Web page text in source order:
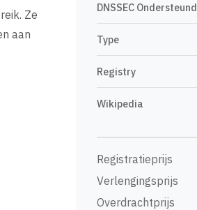
Ze
aan
DNSSEC Ondersteund
Type
Registry
Wikipedia
Registratieprijs
Verlengingsprijs
Overdrachtprijs